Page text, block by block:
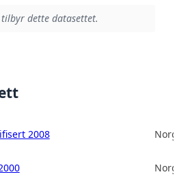
dette datasettet.
2008